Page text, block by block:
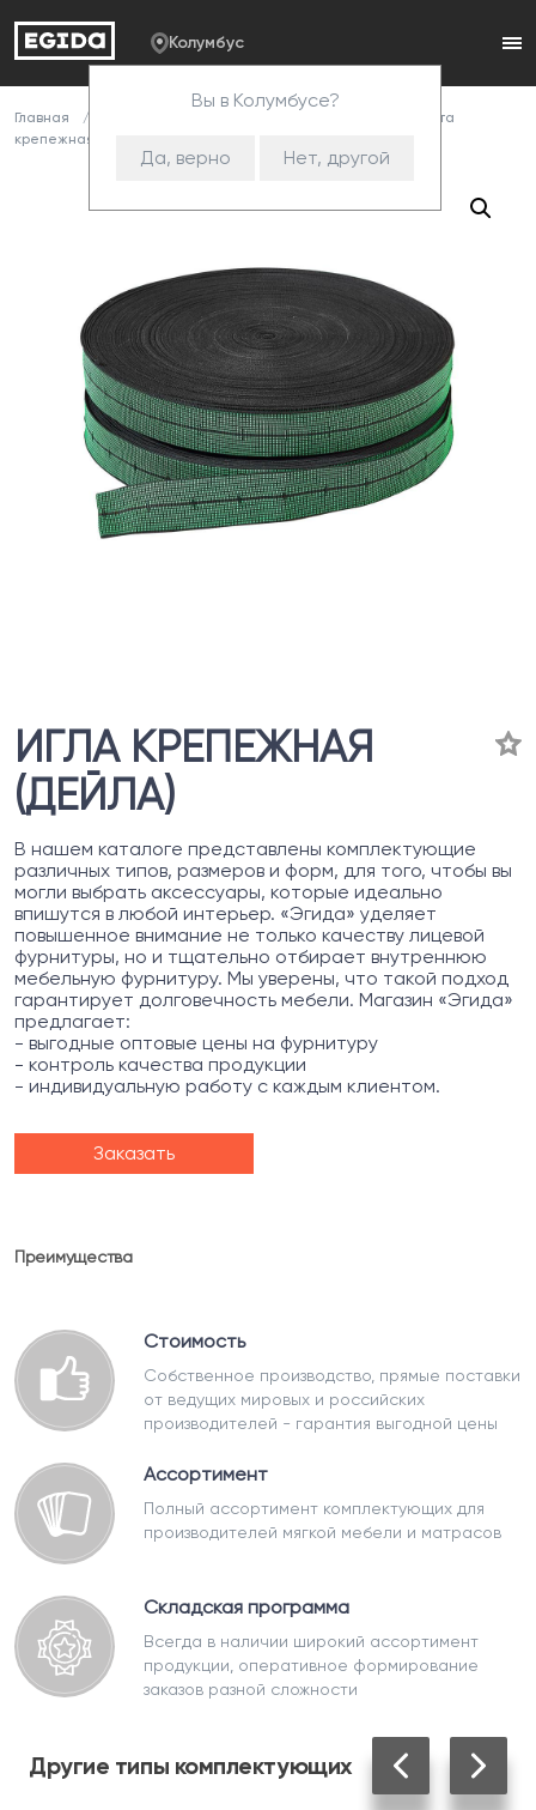
Колумбус
Вы в Колумбусе?
Да, верно Нет, другой
Главная
Лента
крепежная
ИГЛА КРЕПЕЖНАЯ
(ДЕЙЛА)
В нашем каталоге представлены комплектующие
различных типов, размеров и форм, для того, чтобы вы
могли выбрать аксессуары, которые идеально
впишутся в любой интерьер. «Эгида» уделяет
повышенное внимание не только качеству лицевой
фурнитуры, но и тщательно отбирает внутреннюю
мебельную фурнитуру. Мы уверены, что такой подход
гарантирует долговечность мебели. Магазин «Эгида»
предлагает:
- выгодные оптовые цены на фурнитуру
- контроль качества продукции
- индивидуальную работу с каждым клиентом.
Заказать
Преимущества
Стоимость
Собственное производство, прямые поставки
от ведущих мировых и российских
производителей - гарантия выгодной цены
Ассортимент
Полный ассортимент комплектующих для
производителей мягкой мебели и матрасов
Складская программа
Всегда в наличии широкий ассортимент
продукции, оперативное формирование
заказов разной сложности
Другие типы комплектующих